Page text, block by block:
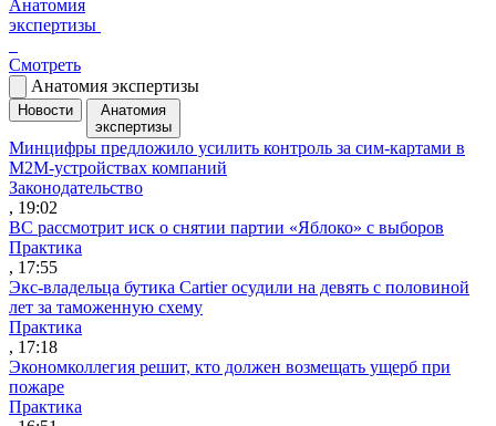
Анатомия
экспертизы
Смотреть
Анатомия экспертизы
Новости
Анатомия
экспертизы
Минцифры предложило усилить контроль за сим-картами в
M2M-устройствах компаний
Законодательство
, 19:02
ВС рассмотрит иск о снятии партии «Яблоко» с выборов
Практика
, 17:55
Экс-владельца бутика Cartier осудили на девять с половиной
лет за таможенную схему
Практика
, 17:18
Экономколлегия решит, кто должен возмещать ущерб при
пожаре
Практика